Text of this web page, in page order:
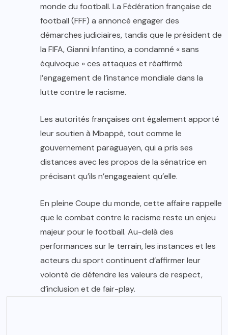
monde du football. La Fédération française de
football (FFF) a annoncé engager des
démarches judiciaires, tandis que le président de
la FIFA, Gianni Infantino, a condamné « sans
équivoque » ces attaques et réaffirmé
l’engagement de l’instance mondiale dans la
lutte contre le racisme.
Les autorités françaises ont également apporté
leur soutien à Mbappé, tout comme le
gouvernement paraguayen, qui a pris ses
distances avec les propos de la sénatrice en
précisant qu’ils n’engageaient qu’elle.
En pleine Coupe du monde, cette affaire rappelle
que le combat contre le racisme reste un enjeu
majeur pour le football. Au-delà des
performances sur le terrain, les instances et les
acteurs du sport continuent d’affirmer leur
volonté de défendre les valeurs de respect,
d’inclusion et de fair-play.